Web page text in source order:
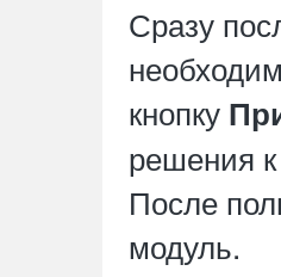
Сразу
кнопку
решения
После
модуль.